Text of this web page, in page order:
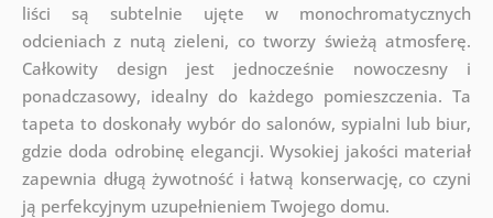
liści są subtelnie ujęte w monochromatycznych
odcieniach z nutą zieleni, co tworzy świeżą atmosferę.
Całkowity design jest jednocześnie nowoczesny i
ponadczasowy, idealny do każdego pomieszczenia. Ta
tapeta to doskonały wybór do salonów, sypialni lub biur,
gdzie doda odrobinę elegancji. Wysokiej jakości materiał
zapewnia długą żywotność i łatwą konserwację, co czyni
ją perfekcyjnym uzupełnieniem Twojego domu.